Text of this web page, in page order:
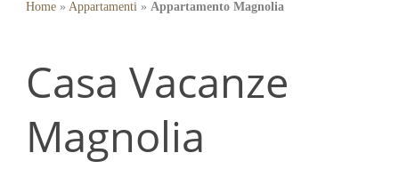
Home » Appartamenti » Appartamento Magnolia
Casa Vacanze
Magnolia